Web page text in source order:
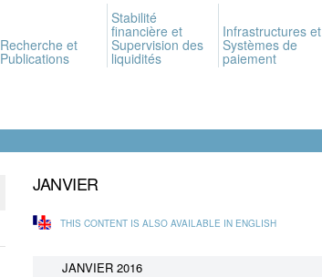
Recherche et
Publications
Stabilité
financière et
Supervision des
liquidités
Infrastructures et
Systèmes de
paiement
JANVIER
THIS CONTENT IS ALSO AVAILABLE IN ENGLISH
JANVIER 2016